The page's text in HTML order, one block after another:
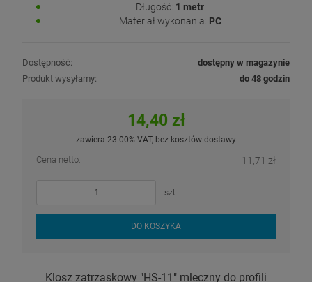
Długość: 1 metr
Materiał wykonania: PC
Dostępność:
dostępny w magazynie
Produkt wysyłamy:
do 48 godzin
14,40 zł
zawiera 23.00% VAT, bez kosztów dostawy
Cena netto: 11,71 zł
szt.
DO KOSZYKA
Klosz zatrzaskowy "HS-11" mleczny do profili